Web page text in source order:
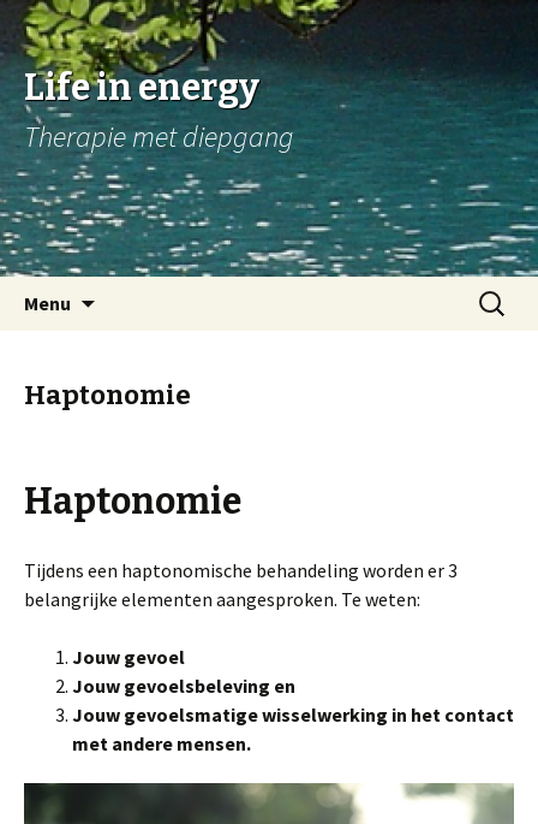
Life in energy
Therapie met diepgang
Menu
Zoeken
naar:
Haptonomie
Haptonomie
Tijdens een haptonomische behandeling worden er 3
belangrijke elementen aangesproken. Te weten:
Jouw gevoel
Jouw gevoelsbeleving en
Jouw gevoelsmatige wisselwerking in het contact
met andere mensen.